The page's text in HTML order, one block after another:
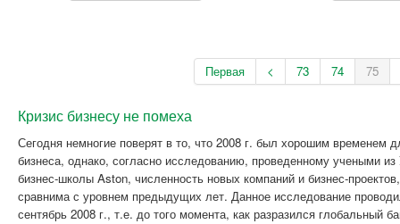
Первая < 73 74 75
Кризис бизнесу не помеха
Сегодня немногие поверят в то, что 2008 г. был хорошим временем
бизнеса, однако, согласно исследованию, проведенному учеными из
бизнес-школы Aston, численность новых компаний и бизнес-
сравнима с уровнем предыдущих лет. Данное исследование
сентябрь 2008 г., т.е. до того момента, как разразился глобальный